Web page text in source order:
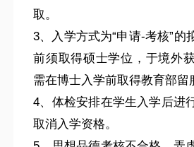
取。
3、入学方式为“申请-考核”的
前须取得硕士学位，于境外
需在博士入学前取得教育部留
4、体检安排在学生入学后进
取消入学资格。